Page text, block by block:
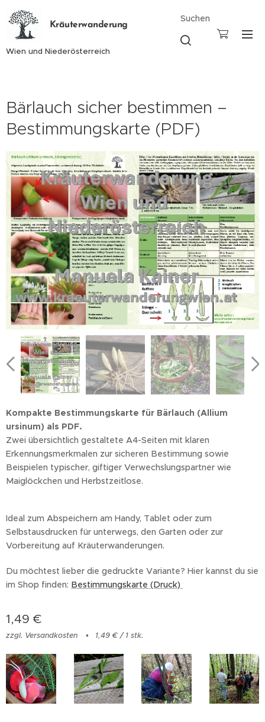
Kräuterwanderung
Wien und Niederösterreich
Suchen
Bärlauch sicher bestimmen –
Bestimmungskarte (PDF)
Kompakte Bestimmungskarte für Bärlauch (Allium
ursinum) als PDF.
Zwei übersichtlich gestaltete A4-Seiten mit klaren
Erkennungsmerkmalen zur sicheren Bestimmung sowie
Beispielen typischer, giftiger Verwechslungspartner wie
Maiglöckchen und Herbstzeitlose.
Ideal zum Abspeichern am Handy, Tablet oder zum
Selbstausdrucken für unterwegs, den Garten oder zur
Vorbereitung auf Kräuterwanderungen.
Du möchtest lieber die gedruckte Variante? Hier kannst du sie
im Shop finden: Bestimmungskarte (Druck)
1,49 €
zzgl. Versandkosten 1,49 € / 1 stk.